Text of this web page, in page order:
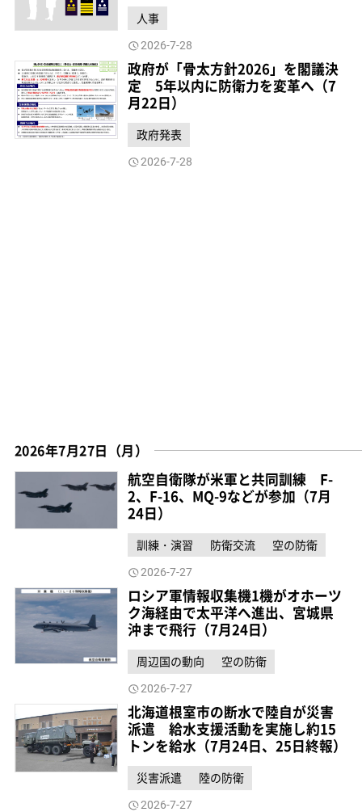
人事
2026-7-28
政府が「骨太方針2026」を閣議決
定 5年以内に防衛力を変革へ（7
月22日）
政府発表
2026-7-28
2026年7月27日（月）
航空自衛隊が米軍と共同訓練 F-
2、F-16、MQ-9などが参加（7月
24日）
訓練・演習 防衛交流 空の防衛
2026-7-27
ロシア軍情報収集機1機がオホーツ
ク海経由で太平洋へ進出、宮城県
沖まで飛行（7月24日）
周辺国の動向 空の防衛
2026-7-27
北海道根室市の断水で陸自が災害
派遣 給水支援活動を実施し約15
トンを給水（7月24日、25日終報）
災害派遣 陸の防衛
2026-7-27